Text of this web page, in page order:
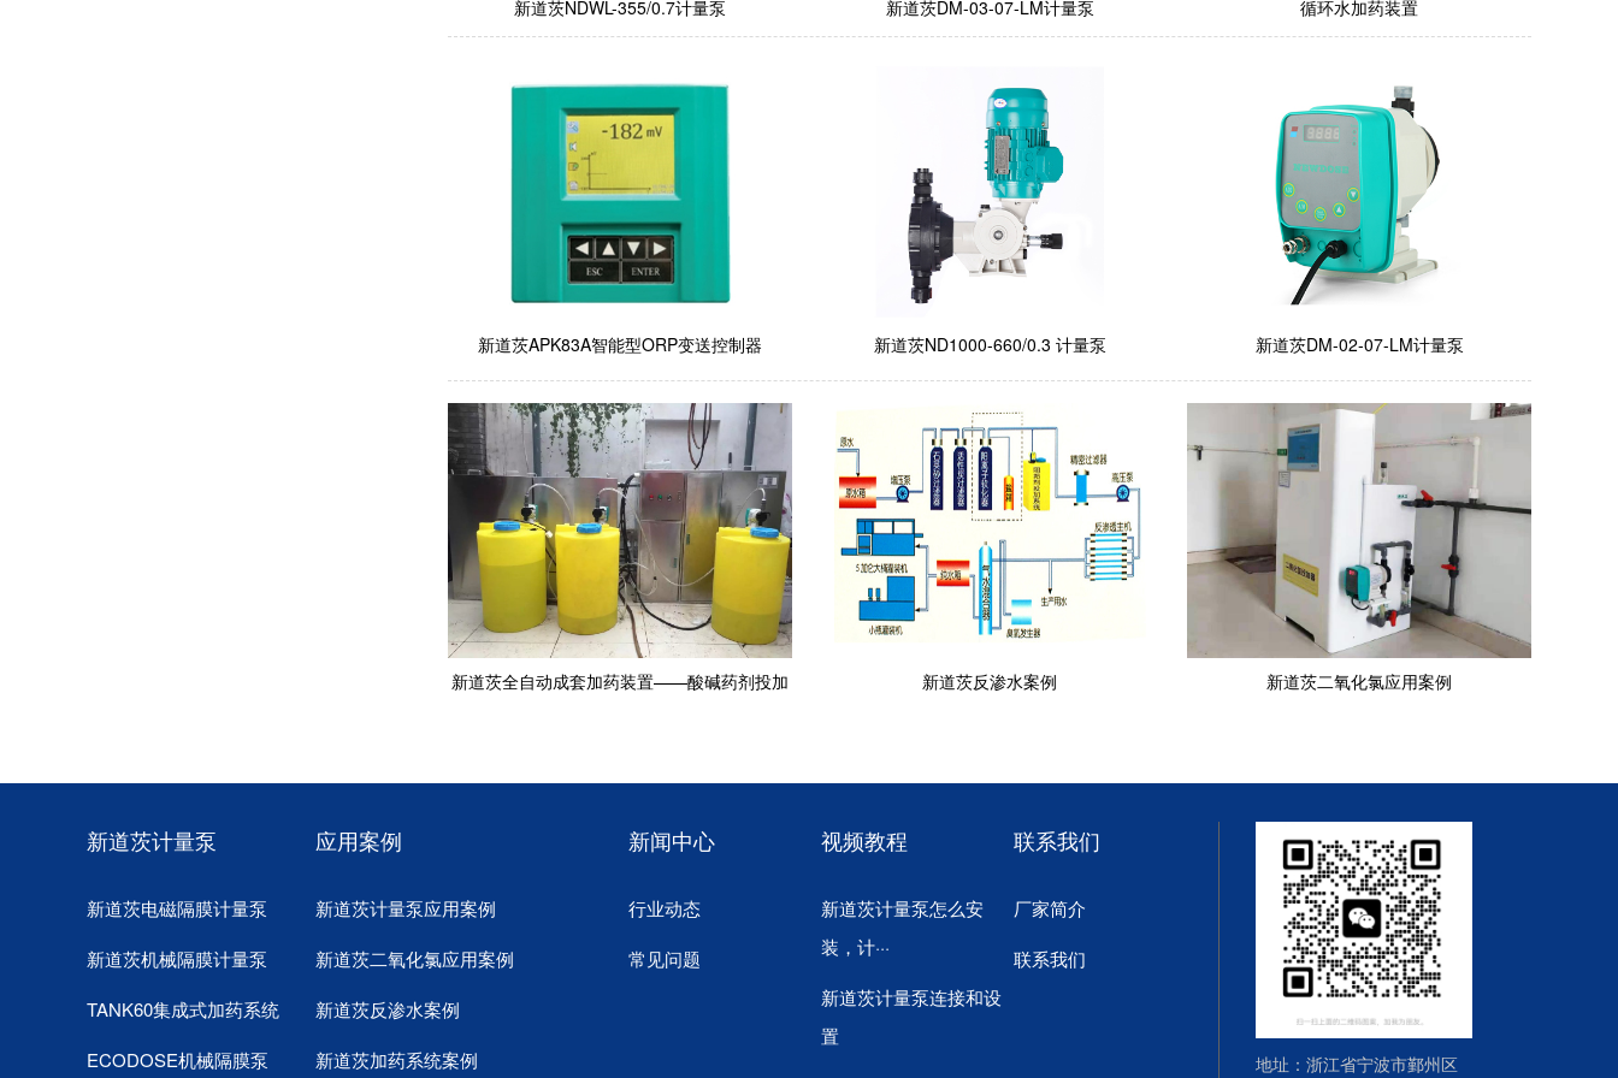
新道茨NDWL-355/0.7计量泵 新道茨DM-03-07-LM计量泵 循环水加药装置
新道茨APK83A智能型ORP变送控制器 新道茨ND1000-660/0.3 计量泵 新道茨DM-02-07-LM计量泵
新道茨全自动成套加药装置——酸碱药剂投加 新道茨反渗水案例 新道茨二氧化氯应用案例
新道茨计量泵
新道茨电磁隔膜计量泵
新道茨机械隔膜计量泵
TANK60集成式加药系统
ECODOSE机械隔膜泵
应用案例
新道茨计量泵应用案例
新道茨二氧化氯应用案例
新道茨反渗水案例
新道茨加药系统案例
新闻中心
行业动态
常见问题
视频教程
新道茨计量泵怎么安
装，计···
新道茨计量泵连接和设
置
联系我们
厂家简介
联系我们
地址：浙江省宁波市鄞州区